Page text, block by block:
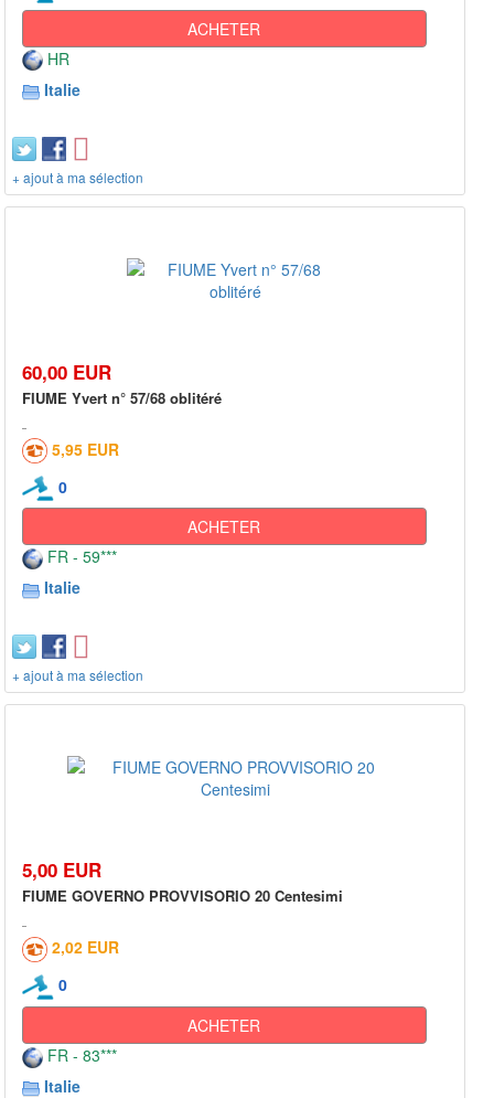
ACHETER
HR
Italie
+ ajout à ma sélection
60,00 EUR
FIUME Yvert n° 57/68 oblitéré
5,95 EUR
0
ACHETER
FR - 59***
Italie
+ ajout à ma sélection
5,00 EUR
FIUME GOVERNO PROVVISORIO 20 Centesimi
2,02 EUR
0
ACHETER
FR - 83***
Italie